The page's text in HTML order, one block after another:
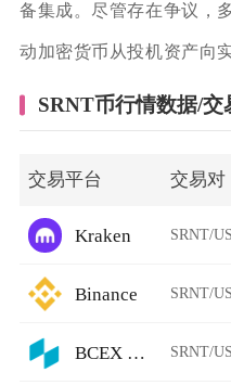
备集成。尽管存在争议，
动加密货币从投机资产向
SRNT币行情数据/交
交易平台 交易对
Kraken
Binance
BCEX Korea